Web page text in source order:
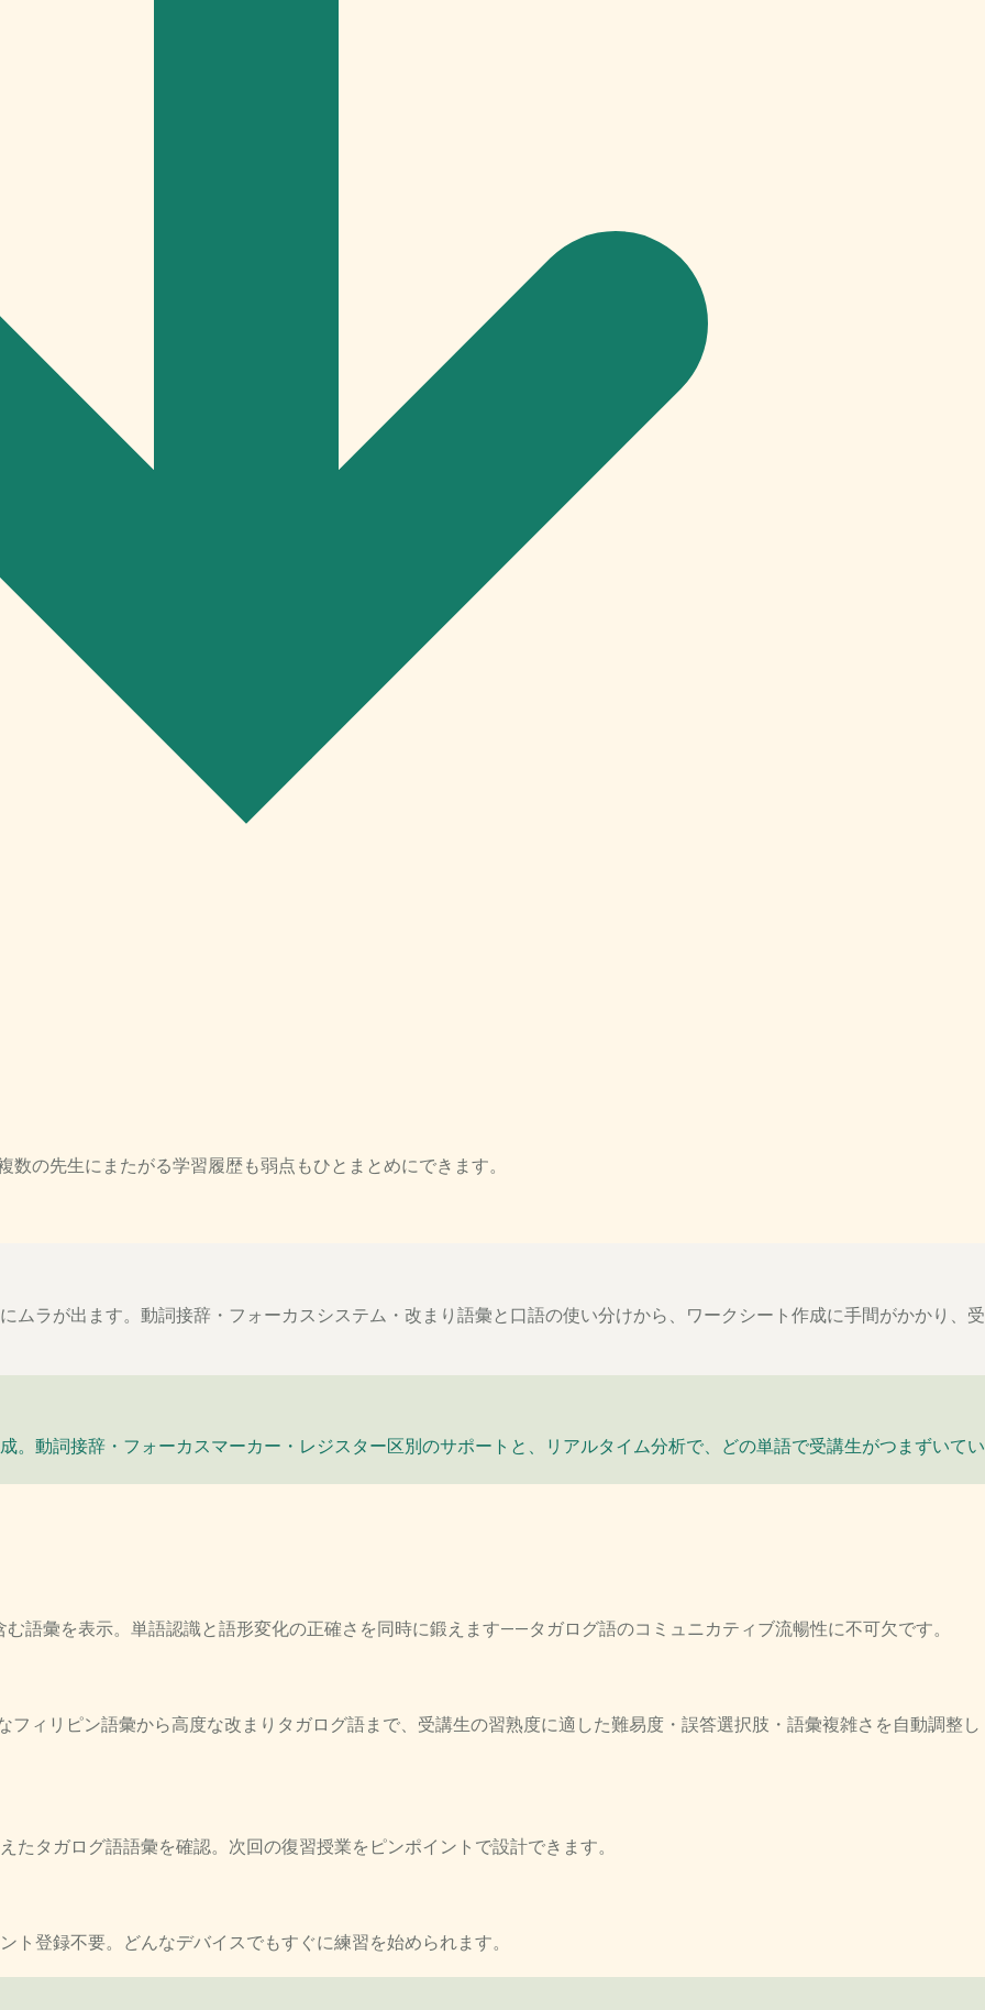
の先生にまたがる学習履歴も弱点もひとまとめにできます。
ムラが出ます。動詞接辞・フォーカスシステム・改まり語彙と口語の使い分けから、ワークシート作成に手間がかかり、受
。動詞接辞・フォーカスマーカー・レジスター区別のサポートと、リアルタイム分析で、どの単語で受講生がつまずいてい
語彙を表示。単語認識と語形変化の正確さを同時に鍛えます——タガログ語のコミュニカティブ流暢性に不可欠です。
フィリピン語彙から高度な改まりタガログ語まで、受講生の習熟度に適した難易度・誤答選択肢・語彙複雑さを自動調整し
タガログ語語彙を確認。次回の復習授業をピンポイントで設計できます。
登録不要。どんなデバイスでもすぐに練習を始められます。